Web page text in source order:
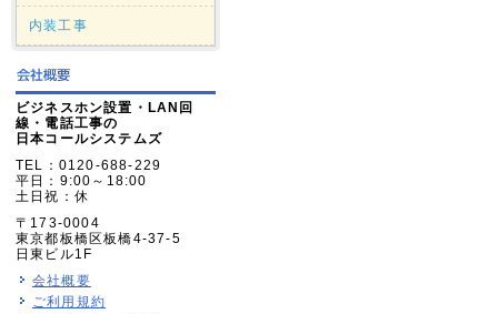
内装工事
ビジネスホン設置・LAN回
線・電話工事の
日本コールシステムズ
TEL：0120-688-229
平日：9:00～18:00
土日祝：休
〒173-0004
東京都板橋区板橋4-37-5
日東ビル1F
会社概要
ご利用規約